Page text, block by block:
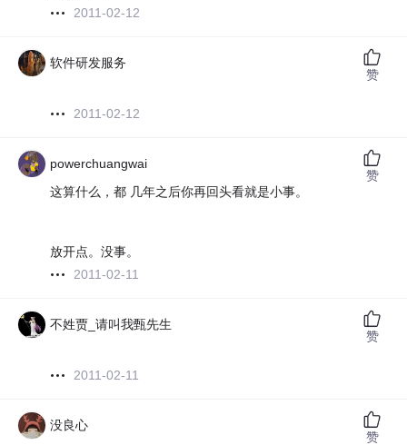
2011-02-12
软件研发服务
2011-02-12
赞
powerchuangwai
这算什么，都 几年之后你再回头看就是小事。
放开点。没事。
2011-02-11
赞
不姓贾_请叫我甄先生
2011-02-11
赞
没良心
赞